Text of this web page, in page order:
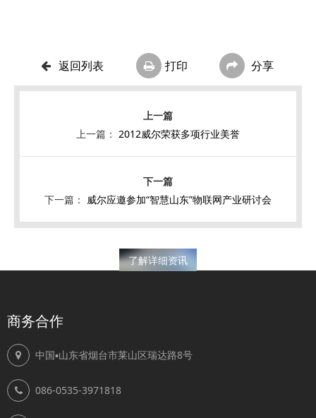
返回列表 打印 分享
上一篇： 2012威尔荣获多项行业美誉
下一篇： 威尔应邀参加“智慧山东”物联网产业研讨会
了解详细资讯
商务合作
中国▪山东省烟台市莱山区瑞达路8号
086-0535-3971818